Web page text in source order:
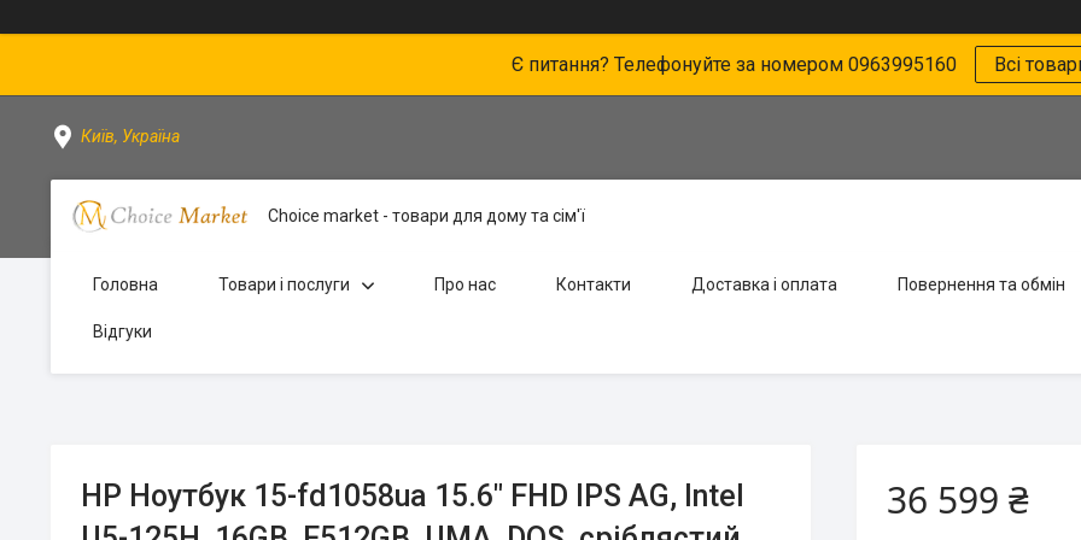
Є питання? Телефонуйте за номером 0963995160 Всі
Київ, Україна
Choice market - товари для дому та сім'ї
Головна Товари і послуги Про нас Контакти Доставка і оплата Повернення та обмін
Відгуки
HP Ноутбук 15-fd1058ua 15.6" FHD IPS AG, Intel
36 599 ₴